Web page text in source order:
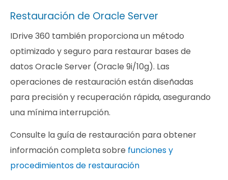
Restauración de Oracle Server
IDrive 360 también proporciona un método
optimizado y seguro para restaurar bases de
datos Oracle Server (Oracle 9i/10g). Las
operaciones de restauración están diseñadas
para precisión y recuperación rápida, asegurando
una mínima interrupción.
Consulte la guía de restauración para obtener
información completa sobre funciones y
procedimientos de restauración